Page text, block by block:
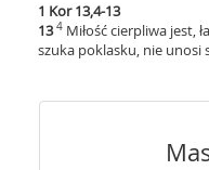
1 Kor 13,4-13
13 4 Miłość cierpliwa jest,
szuka poklasku, nie unosi